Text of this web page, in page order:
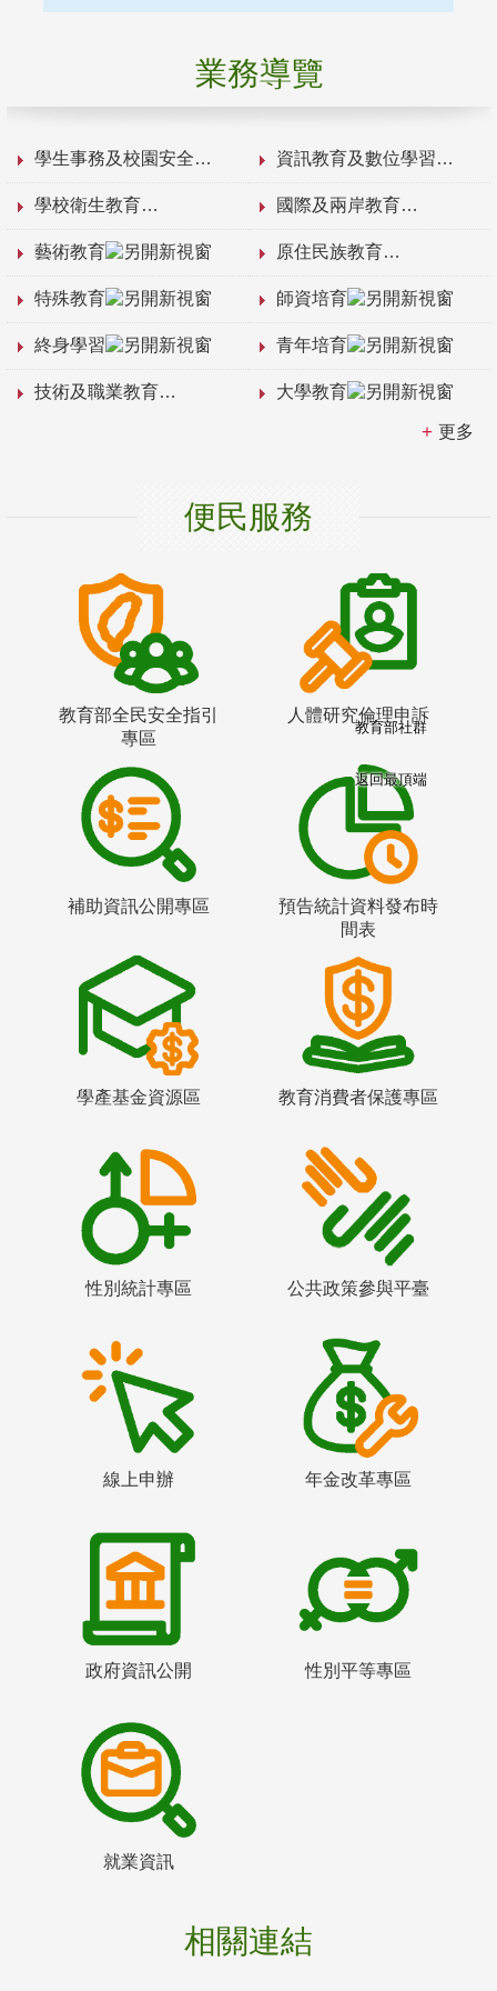
業務導覽
學生事務及校園安全 資訊教育及數位學習
學校衛生教育 國際及兩岸教育
藝術教育 原住民族教育
特殊教育 師資培育
終身學習 青年培育
技術及職業教育 大學教育
更多
便民服務
教育部全民安全指引
專區
人體研究倫理申訴
補助資訊公開專區
預告統計資料發布時
間表
學產基金資源區 教育消費者保護專區
性別統計專區 公共政策參與平臺
線上申辦 年金改革專區
政府資訊公開 性別平等專區
就業資訊
相關連結
教育部社群
返回最頂端